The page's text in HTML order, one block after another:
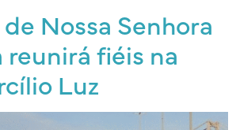
Nossa Senhora
reunirá fiéis na
Luz